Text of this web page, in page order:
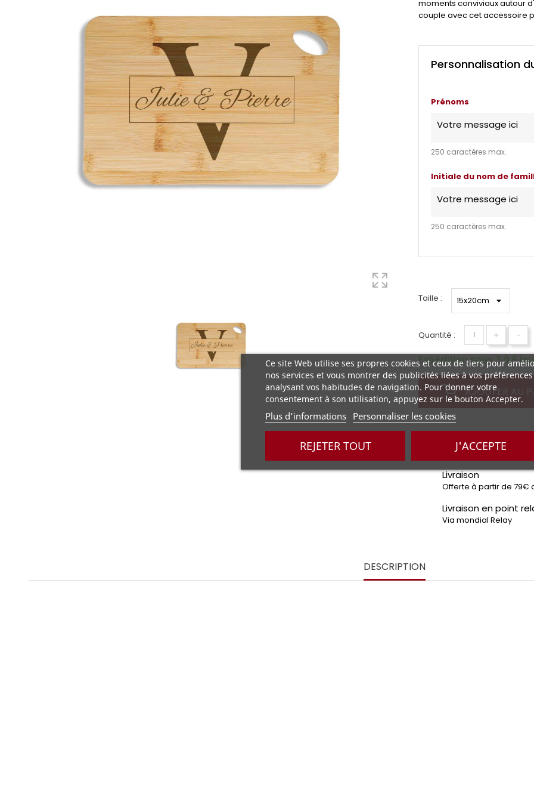
Ce site Web utilise ses propres cookies et ceux de tiers pour
nos services et vous montrer des publicités liées à vos
analysant vos habitudes de navigation. Pour donner votre
consentement à son utilisation, appuyez sur le bouton Accepter.
Plus d'informations Personnaliser les cookies
REJETER TOUT J'ACCEPTE
moments conviviaux autour
couple avec cet accessoire
Personnalisation
Prénoms
250 caractères max.
Initiale du nom de
250 caractères max.
Taille :
Quantité : +
-
Expédition sous 3 à 5
AJOUTER AU
Paiement sécurisé
Par Carte bancaire et
Livraison
Offerte à partir de 79€
Livraison en point
Via mondial Relay
DESCRIPTION